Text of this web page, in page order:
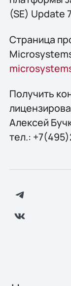
(SE) Update
Страница
Получить
Алексей
тел.: